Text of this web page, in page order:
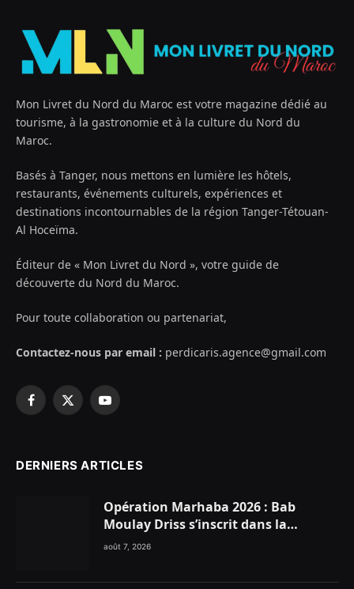
Mon Livret du Nord du Maroc est votre magazine dédié au
tourisme, à la gastronomie et à la culture du Nord du
Maroc.
Basés à Tanger, nous mettons en lumière les hôtels,
restaurants, événements culturels, expériences et
destinations incontournables de la région Tanger-Tétouan-
Al Hoceïma.
Éditeur de « Mon Livret du Nord », votre guide de
découverte du Nord du Maroc.
Pour toute collaboration ou partenariat,
Contactez-nous par email : perdicaris.agence@gmail.com
Facebook
X
YouTube
DERNIERS ARTICLES
Opération Marhaba 2026 : Bab
Moulay Driss s’inscrit dans la
dynamique nationale en faveur des
août 7, 2026